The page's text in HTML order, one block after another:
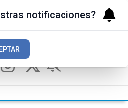
notificaciones?